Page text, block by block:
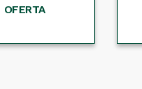
OFERTA